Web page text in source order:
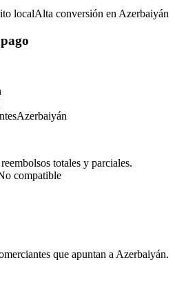
localAlta conversión en Azerbaiyán
Azerbaiyán
totales y parciales.
compatible
que apuntan a Azerbaiyán.